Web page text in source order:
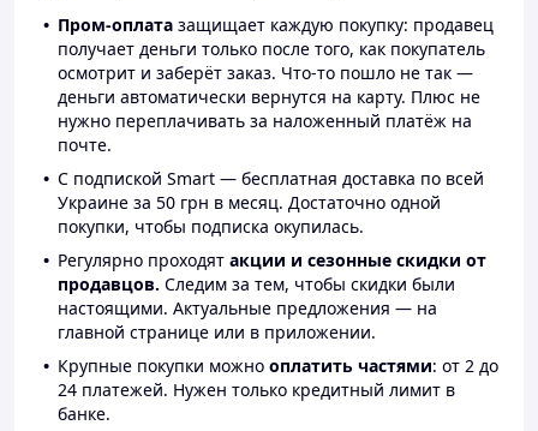
Пром-оплата защищает каждую покупку: продавец
получает деньги только после того, как покупатель
осмотрит и заберёт заказ. Что-то пошло не так —
деньги автоматически вернутся на карту. Плюс не
нужно переплачивать за наложенный платёж на
почте.
С подпиской Smart — бесплатная доставка по всей
Украине за 50 грн в месяц. Достаточно одной
покупки, чтобы подписка окупилась.
Регулярно проходят акции и сезонные скидки от
продавцов. Следим за тем, чтобы скидки были
настоящими. Актуальные предложения — на
главной странице или в приложении.
Крупные покупки можно оплатить частями: от 2 до
24 платежей. Нужен только кредитный лимит в
банке.